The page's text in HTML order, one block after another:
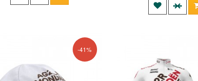
-41%